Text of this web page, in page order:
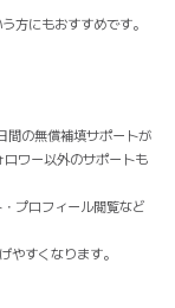
方にもおすすめです。
間の無償補填サポートが
ワー以外のサポートも
プロフィール閲覧など
やすくなります。